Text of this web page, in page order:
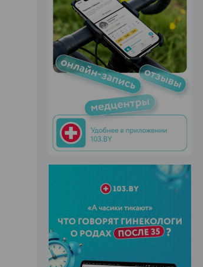
ЭФФЕКТИВНАЯ РЕКЛАМА НА САЙТЕ